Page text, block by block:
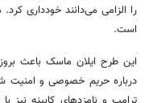
را الزامی می‌دانند خودداری
است.
این طرح ایلان ماسک باعث
درباره حریم خصوصی و امنیت